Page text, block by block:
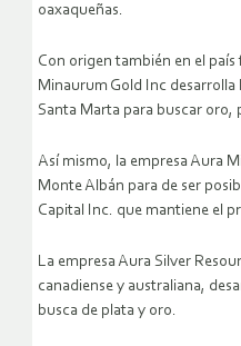
oaxaqueñas.
Con origen también en el
Minaurum Gold Inc
Santa Marta para buscar oro,
Así mismo, la empresa Aura
Monte Albán para de ser
Capital Inc. que mantiene el
La empresa Aura Silver
canadiense y australiana,
busca de plata y oro.